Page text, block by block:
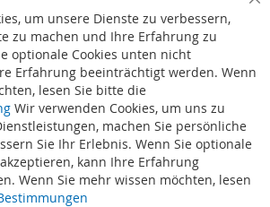
um unsere Dienste zu verbessern,
zu machen und Ihre Erfahrung zu
optionale Cookies unten nicht
Erfahrung beeinträchtigt werden. Wenn
lesen Sie bitte die
Wir verwenden Cookies, um uns zu
machen Sie persönliche
Sie Ihr Erlebnis. Wenn Sie optionale
kann Ihre Erfahrung
Wenn Sie mehr wissen möchten, lesen